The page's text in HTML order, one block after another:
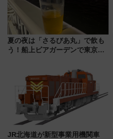
夏の夜は「さるびあ丸」で飲も
う！船上ビアガーデンで東京湾
杯……工場直送生ビールや島グ
ルメが美味い
JR北海道が新型事業用機関車